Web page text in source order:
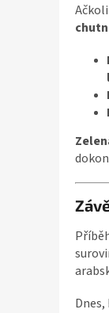
Dnes,